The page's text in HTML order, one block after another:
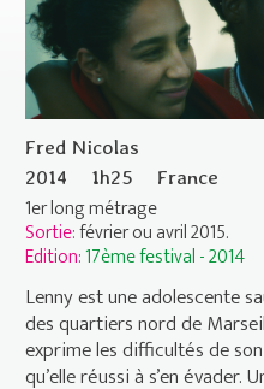
Fred Nicolas
2014
1h25 France
1er long métrage
Sortie:février ou avril 2015.
Edition:17ème festival - 2014
Lenny est une adolescente
des quartiers nord de
exprime les difficultés de
qu’elle réussi à s’en évader.